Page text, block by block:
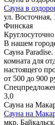
Сауна в
ул. Восточная,
Финская
Круглосуточно
В нашем
Сауна
комната для
настоящего
от 500 до 900
3,0
Сауна на
Сауна на
мкр.